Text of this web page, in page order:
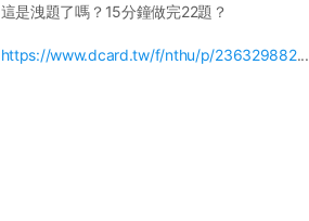
這是洩題了嗎？15分鐘做完22題？
https://www.dcard.tw/f/nthu/p/236329882...